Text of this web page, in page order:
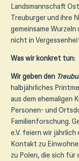
Landsmannschaft
Treuburger und ihre
gemeinsame
nicht in
Was wir konkret tun:
Wir geben den
halbjährliches
aus dem ehemaligen
Personen- und
Familienforschung.
e.V. feiern wir
Kontakt zu
zu Polen, die sich für